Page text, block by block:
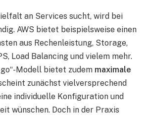
an Services sucht, wird bei
AWS bietet beispielsweise einen
aus Rechenleistung, Storage,
Load Balancing und vielem mehr.
Modell bietet zudem maximale
zunächst vielversprechend
individuelle Konfiguration und
wünschen. Doch in der Praxis